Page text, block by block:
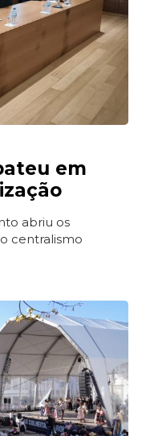
em
abriu os
centralismo